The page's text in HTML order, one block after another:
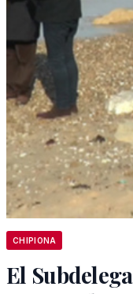
CHIPIONA
El